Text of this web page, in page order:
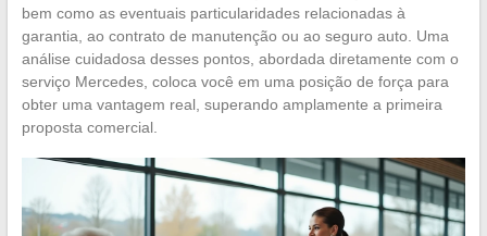
bem como as eventuais particularidades relacionadas à
garantia, ao contrato de manutenção ou ao seguro auto. Uma
análise cuidadosa desses pontos, abordada diretamente com o
serviço Mercedes, coloca você em uma posição de força para
obter uma vantagem real, superando amplamente a primeira
proposta comercial.